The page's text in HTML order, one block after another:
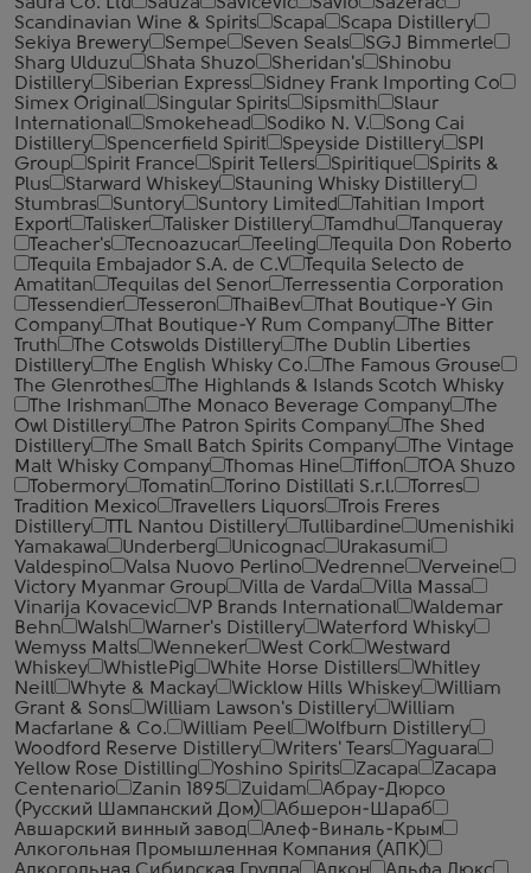
Scandinavian Wine & Spirits
Scapa
Scapa Distillery
Sekiya Brewery
Sempe Seven Seals
SGJ Bimmerle
Sharg Ulduzu
Shata Shuzo Sheridan's
Shinobu
Distillery
Siberian Express
Sidney Frank Importing Co
Simex Original
Singular Spirits Sipsmith
Slaur
International
Smokehead Sodiko N. V.
Song Cai
Distillery
Spencerfield Spirit Speyside Distillery
SPI
Group
Spirit France Spirit Tellers Spiritique
Spirits &
Plus
Starward Whiskey
Stauning Whisky Distillery
Stumbras
Suntory Suntory Limited
Tahitian Import
Export
Talisker Talisker Distillery Tamdhu
Tanqueray
Teacher's
Tecnoazucar Teeling
Tequila Don Roberto
Tequila Embajador S.A. de C.V
Tequila Selecto de
Amatitan
Tequilas del Senor
Terressentia Corporation
Tessendier
Tesseron ThaiBev
That Boutique-Y Gin
Company
That Boutique-Y Rum Company
The Bitter
Truth
The Cotswolds Distillery
The Dublin Liberties
Distillery
The English Whisky Co.
The Famous Grouse
The Glenrothes
The Highlands & Islands Scotch Whisky
The Irishman
The Monaco Beverage Company
The
Owl Distillery
The Patron Spirits Company
The Shed
Distillery
The Small Batch Spirits Company
The Vintage
Malt Whisky Company
Thomas Hine Tiffon
TOA Shuzo
Tobermory
Tomatin Torino Distillati S.r.l.
Torres
Tradition Mexico
Travellers Liquors
Trois Freres
Distillery
TTL Nantou Distillery Tullibardine
Umenishiki
Yamakawa
Underberg Unicognac
Urakasumi
Valdespino
Valsa Nuovo Perlino Vedrenne
Verveine
Victory Myanmar Group
Villa de Varda
Villa Massa
Vinarija Kovacevic
VP Brands International
Waldemar
Behn
Walsh Warner's Distillery
Waterford Whisky
Wemyss Malts
Wenneker West Cork
Westward
Whiskey
WhistlePig White Horse Distillers
Whitley
Neill
Whyte & Mackay Wicklow Hills Whiskey
William
Grant & Sons
William Lawson's Distillery
William
Macfarlane & Co.
William Peel
Wolfburn Distillery
Woodford Reserve Distillery
Writers' Tears
Yaguara
Yellow Rose Distilling
Yoshino Spirits Zacapa
Zacapa
Centenario
Zanin 1895 Zuidam
Абрау-Дюрсо
(Русский Шампанский Дом)
Абшерон-Шараб
Авшарский винный завод
Алеф-Виналь-Крым
Алкогольная Промышленная Компания (АПК)